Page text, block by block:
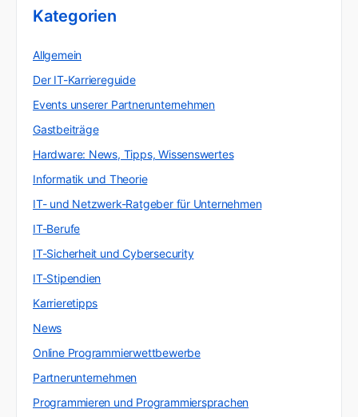
Kategorien
Allgemein
Der IT-Karriereguide
Events unserer Partnerunternehmen
Gastbeiträge
Hardware: News, Tipps, Wissenswertes
Informatik und Theorie
IT- und Netzwerk-Ratgeber für Unternehmen
IT-Berufe
IT-Sicherheit und Cybersecurity
IT-Stipendien
Karrieretipps
News
Online Programmierwettbewerbe
Partnerunternehmen
Programmieren und Programmiersprachen